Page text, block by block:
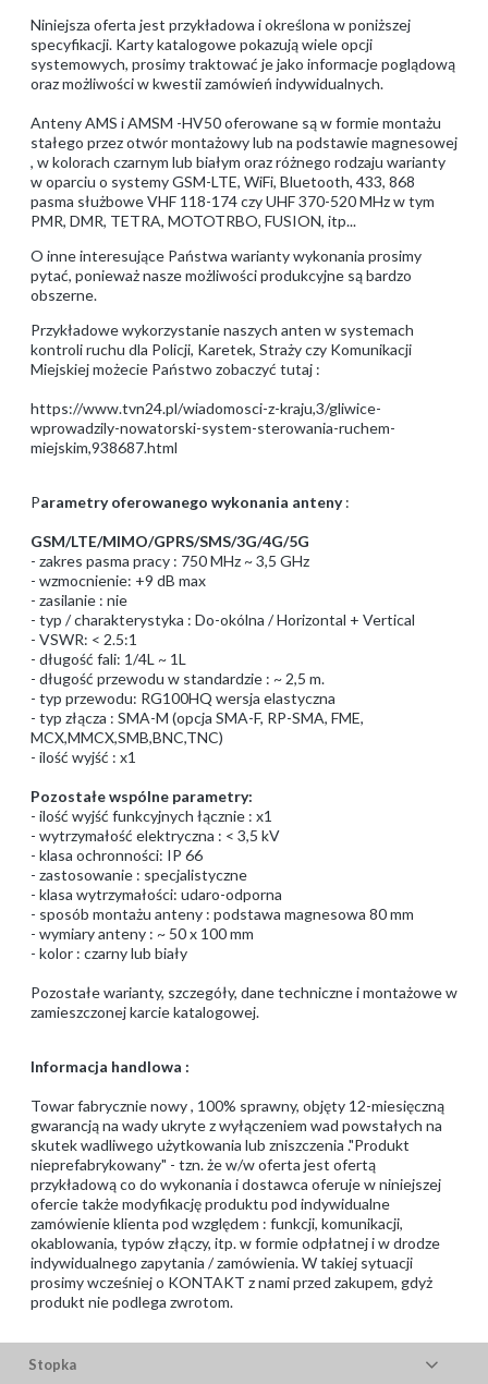
Niniejsza oferta jest przykładowa i określona w poniższej
specyfikacji. Karty katalogowe pokazują wiele opcji
systemowych, prosimy traktować je jako informacje poglądową
oraz możliwości w kwestii zamówień indywidualnych.
Anteny AMS i AMSM -HV50 oferowane są w formie montażu
stałego przez otwór montażowy lub na podstawie magnesowej
, w kolorach czarnym lub białym oraz różnego rodzaju warianty
w oparciu o systemy GSM-LTE, WiFi, Bluetooth, 433, 868
pasma służbowe VHF 118-174 czy UHF 370-520 MHz w tym
PMR, DMR, TETRA, MOTOTRBO, FUSION, itp...
O inne interesujące Państwa warianty wykonania prosimy
pytać, ponieważ nasze możliwości produkcyjne są bardzo
obszerne.
Przykładowe wykorzystanie naszych anten w systemach
kontroli ruchu dla Policji, Karetek, Straży czy Komunikacji
Miejskiej możecie Państwo zobaczyć tutaj :
https://www.tvn24.pl/wiadomosci-z-kraju,3/gliwice-
wprowadzily-nowatorski-system-sterowania-ruchem-
miejskim,938687.html
Parametry oferowanego wykonania anteny:
GSM/LTE/MIMO/GPRS/SMS/3G/4G/5G
- zakres pasma pracy : 750 MHz ~ 3,5 GHz
- wzmocnienie: +9 dB max
- zasilanie : nie
- typ / charakterystyka : Do-okólna / Horizontal + Vertical
- VSWR: < 2.5:1
- długość fali: 1/4L ~ 1L
- długość przewodu w standardzie : ~ 2,5 m.
- typ przewodu: RG100HQ wersja elastyczna
- typ złącza : SMA-M (opcja SMA-F, RP-SMA, FME,
MCX,MMCX,SMB,BNC,TNC)
- ilość wyjść : x1
Pozostałe wspólne parametry:
- ilość wyjść funkcyjnych łącznie : x1
- wytrzymałość elektryczna : < 3,5 kV
- klasa ochronności: IP 66
- zastosowanie : specjalistyczne
- klasa wytrzymałości: udaro-odporna
- sposób montażu anteny : podstawa magnesowa 80 mm
- wymiary anteny : ~ 50 x 100 mm
- kolor : czarny lub biały
Pozostałe warianty, szczegóły, dane techniczne i montażowe w
zamieszczonej karcie katalogowej.
Informacja handlowa :
Towar fabrycznie nowy , 100% sprawny, objęty 12-miesięczną
gwarancją na wady ukryte z wyłączeniem wad powstałych na
skutek wadliwego użytkowania lub zniszczenia ."Produkt
nieprefabrykowany" - tzn. że w/w oferta jest ofertą
przykładową co do wykonania i dostawca oferuje w niniejszej
ofercie także modyfikację produktu pod indywidualne
zamówienie klienta pod względem : funkcji, komunikacji,
okablowania, typów złączy, itp. w formie odpłatnej i w drodze
indywidualnego zapytania / zamówienia. W takiej sytuacji
prosimy wcześniej o KONTAKT z nami przed zakupem, gdyż
produkt nie podlega zwrotom.
Stopka